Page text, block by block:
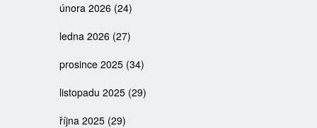
února 2026 (24)
ledna 2026 (27)
prosince 2025 (34)
listopadu 2025 (29)
října 2025 (29)